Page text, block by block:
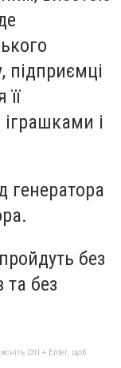
підприємці
і
генератора
без
та без
Ctrl + Enter, щоб